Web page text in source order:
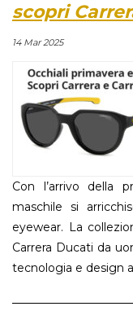
scopri
14 Mar 2025
Con l’arrivo della
maschile si
eyewear. La
Carrera Ducati da
tecnologia e design